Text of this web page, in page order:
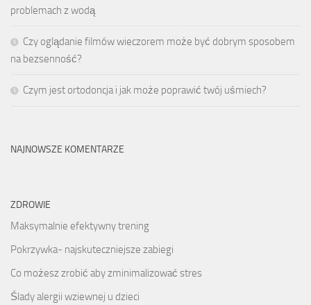
problemach z wodą
Czy oglądanie filmów wieczorem może być dobrym sposobem
na bezsenność?
Czym jest ortodoncja i jak może poprawić twój uśmiech?
NAJNOWSZE KOMENTARZE
ZDROWIE
Maksymalnie efektywny trening
Pokrzywka- najskuteczniejsze zabiegi
Co możesz zrobić aby zminimalizować stres
Ślady alergii wziewnej u dzieci